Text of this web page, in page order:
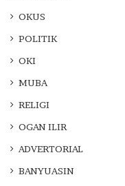
OKUS
POLITIK
OKI
MUBA
RELIGI
OGAN ILIR
ADVERTORIAL
BANYUASIN